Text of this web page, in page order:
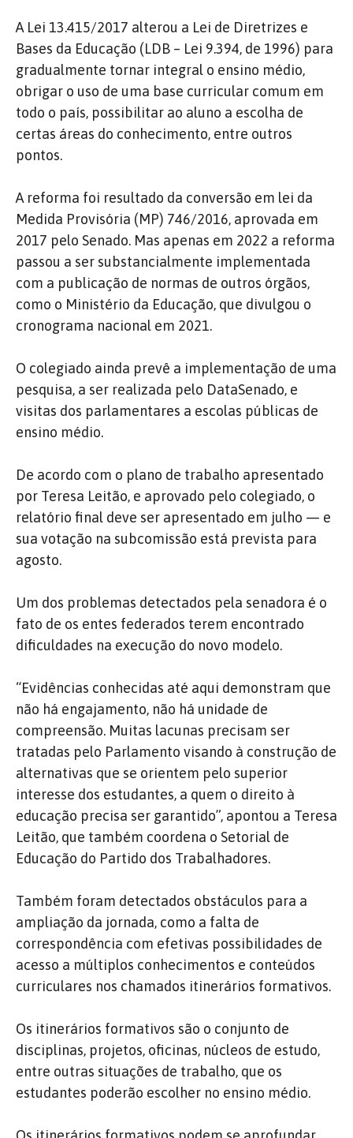
A Lei 13.415/2017 alterou a Lei de Diretrizes e
Bases da Educação (LDB – Lei 9.394, de 1996) para
gradualmente tornar integral o ensino médio,
obrigar o uso de uma base curricular comum em
todo o país, possibilitar ao aluno a escolha de
certas áreas do conhecimento, entre outros
pontos.
A reforma foi resultado da conversão em lei da
Medida Provisória (MP) 746/2016, aprovada em
2017 pelo Senado. Mas apenas em 2022 a reforma
passou a ser substancialmente implementada
com a publicação de normas de outros órgãos,
como o Ministério da Educação, que divulgou o
cronograma nacional em 2021.
O colegiado ainda prevê a implementação de uma
pesquisa, a ser realizada pelo DataSenado, e
visitas dos parlamentares a escolas públicas de
ensino médio.
De acordo com o plano de trabalho apresentado
por Teresa Leitão, e aprovado pelo colegiado, o
relatório final deve ser apresentado em julho — e
sua votação na subcomissão está prevista para
agosto.
Um dos problemas detectados pela senadora é o
fato de os entes federados terem encontrado
dificuldades na execução do novo modelo.
“Evidências conhecidas até aqui demonstram que
não há engajamento, não há unidade de
compreensão. Muitas lacunas precisam ser
tratadas pelo Parlamento visando à construção de
alternativas que se orientem pelo superior
interesse dos estudantes, a quem o direito à
educação precisa ser garantido”, apontou a Teresa
Leitão, que também coordena o Setorial de
Educação do Partido dos Trabalhadores.
Também foram detectados obstáculos para a
ampliação da jornada, como a falta de
correspondência com efetivas possibilidades de
acesso a múltiplos conhecimentos e conteúdos
curriculares nos chamados itinerários formativos.
Os itinerários formativos são o conjunto de
disciplinas, projetos, oficinas, núcleos de estudo,
entre outras situações de trabalho, que os
estudantes poderão escolher no ensino médio.